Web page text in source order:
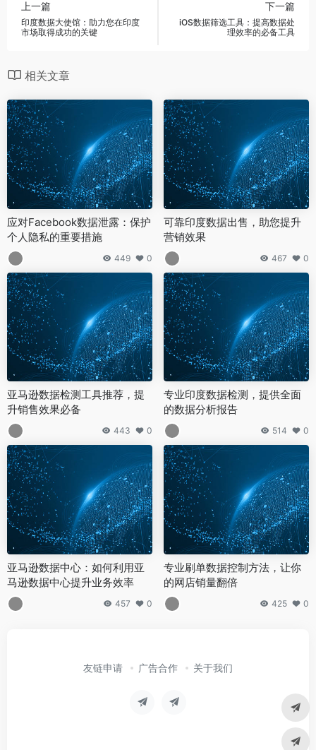
上一篇
印度数据大使馆：助力您在印度
市场取得成功的关键
下一篇
iOS数据筛选工具：提高数据处
理效率的必备工具
相关文章
应对Facebook数据泄露：保护
个人隐私的重要措施
449 0
可靠印度数据出售，助您提升
营销效果
467 0
亚马逊数据检测工具推荐，提
升销售效果必备
443 0
专业印度数据检测，提供全面
的数据分析报告
514 0
亚马逊数据中心：如何利用亚
马逊数据中心提升业务效率
457 0
专业刷单数据控制方法，让你
的网店销量翻倍
425 0
友链申请 广告合作 关于我们